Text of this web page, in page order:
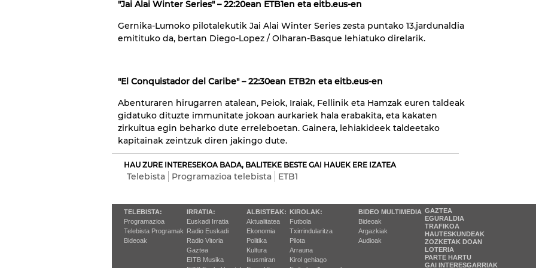
"Jai Alai Winter Series" – 22:20ean ETB1en eta eitb.eus-en
Gernika-Lumoko pilotalekutik Jai Alai Winter Series zesta puntako 13.jardunaldia
emitituko da, bertan Diego-Lopez / Olharan-Basque lehiatuko direlarik.
"El Conquistador del Caribe" – 22:30ean ETB2n eta eitb.eus-en
Abenturaren hirugarren atalean, Peiok, Iraiak, Fellinik eta Hamzak euren taldeak
gidatuko dituzte immunitate jokoan aurkariek hala erabakita, eta kakaten
zirkuitua egin beharko dute erreleboetan. Gainera, lehiakideek taldeetako
kapitainak zeintzuk diren jakingo dute.
HAU ZURE INTERESEKOA BADA, BALITEKE BESTE GAI HAUEK ERE IZATEA
Telebista Programazioa telebista ETB1
TELEBISTA:
Programazioa
Telebista Programak
Bideoak
IRRATIA:
Euskadi Irratia
Radio Euskadi
Radio Vitoria
Gaztea
EITB Musika
ALBISTEAK:
Aktualitatea
Ekonomia
Politika
Kultura
Ikusmiran
KIROLAK:
Futbola
Txirrindularitza
Pilota
Arrauna
Kirol gehiago
BIDEO MULTIMEDIA
Bideoak
Argazkiak
Audioak
GAZTEA
EGURALDIA
TRAFIKOA
HAUTESKUNDEAK
ZOZKETAK DOAN
LOTERIA
PARTE HARTU
GAI INTERESGARRIAK